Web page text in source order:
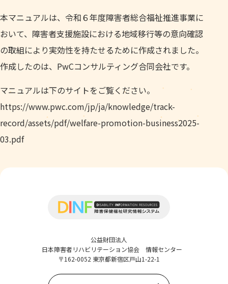
本マニュアルは、令和６年度障害者総合福祉推進事業に
おいて、障害者支援施設における地域移行等の意向確認
の取組により実効性を持たせるために作成されました。
作成したのは、PwCコンサルティング合同会社です。
マニュアルは下のサイトをご覧ください。
https://www.pwc.com/jp/ja/knowledge/track-
record/assets/pdf/welfare-promotion-business2025-
03.pdf
公益財団法人
日本障害者リハビリテーション協会 情報センター
〒162-0052 東京都新宿区戸山1-22-1